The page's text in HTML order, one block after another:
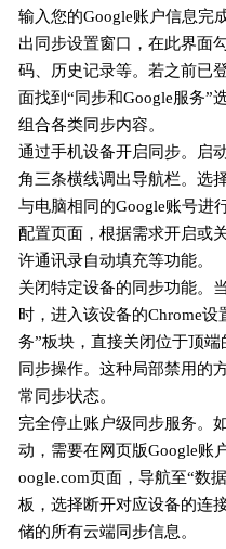
输入您的Google账户信息完
出同步设置窗口，在此界面
码、历史记录等。若之前已
面找到“同步和Google服务”
组合各类同步内容。
通过手机设备开启同步。启
角三条横线调出导航栏。选
与电脑相同的Google账号进
配置页面，根据需求开启或
许通讯录自动填充等功能。
关闭特定设备的同步功能。
时，进入该设备的Chrome
务”板块，直接关闭位于顶
同步操作。这种局部禁用的
常同步状态。
完全停止账户级同步服务。
动，需要在网页版Google账
oogle.com页面，导航至“数
板，选择断开对应设备的连
储的所有云端同步信息。